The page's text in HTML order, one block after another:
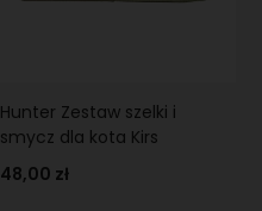
Hunter Zestaw szelki i
smycz dla kota Kirs
48,00 zł